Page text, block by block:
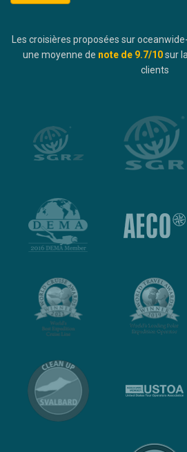
Les croisières proposées sur
une moyenne de note de 9.7/10sur
clients